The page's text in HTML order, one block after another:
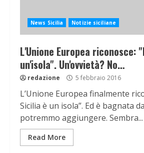
News Sicilia Notizie siciliane
L'Unione Europea riconosce:
un'isola". Un'ovvietà? No…
redazione 5 febbraio 2016
L’Unione Europea finalmente
Sicilia è un isola”. Ed è bagnata
potremmo aggiungere. Sembra...
Read More